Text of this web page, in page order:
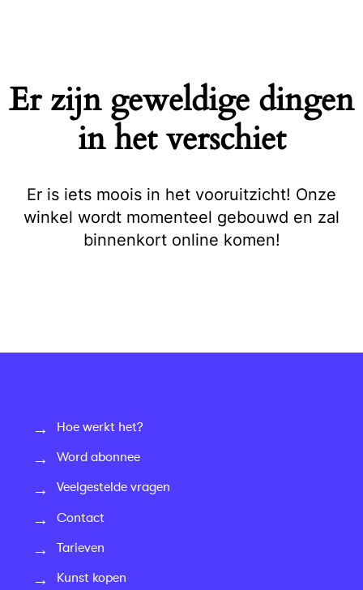
Er zijn geweldige dingen
in het verschiet
Er is iets moois in het vooruitzicht! Onze
winkel wordt momenteel gebouwd en zal
binnenkort online komen!
Hoe werkt het?
Word abonnee
Veelgestelde vragen
Contact
Tarieven
Kunst kopen